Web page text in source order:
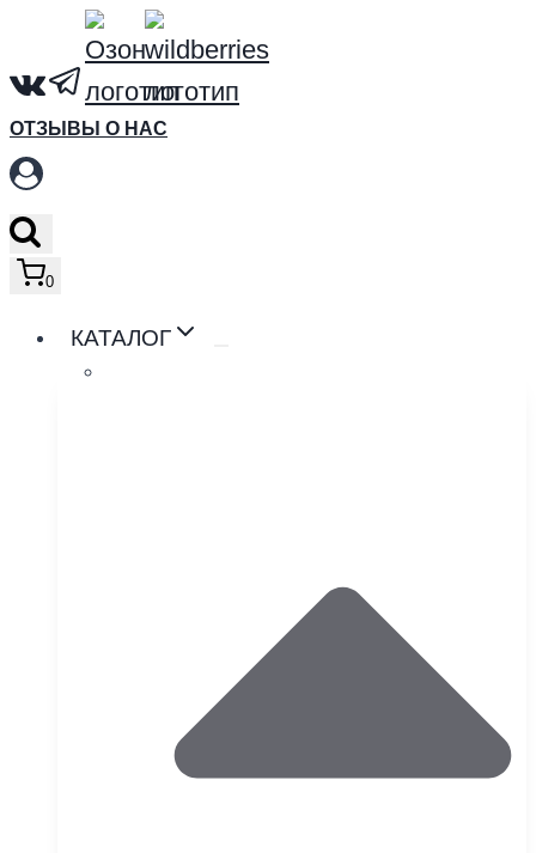
Перейти
содержимому
ОТЗЫВЫ О НАС
0
КАТАЛОГ